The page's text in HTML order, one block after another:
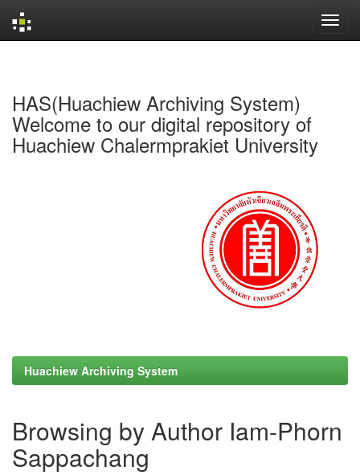
HAS(Huachiew Archiving System)
Welcome to our digital repository of
Huachiew Chalermprakiet University
Huachiew Archiving System
Browsing by Author Iam-Phorn
Sappachang